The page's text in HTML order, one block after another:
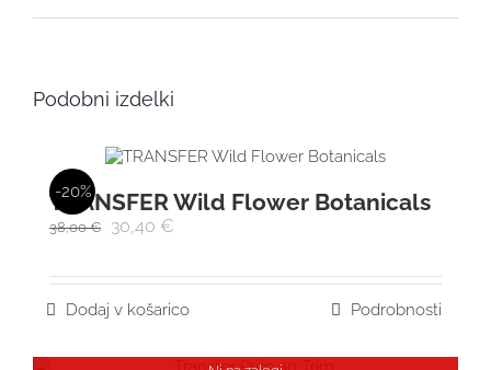
Podobni izdelki
-20%
TRANSFER Wild Flower Botanicals
38,00€ 30,40 €
Dodaj v košarico Podrobnosti